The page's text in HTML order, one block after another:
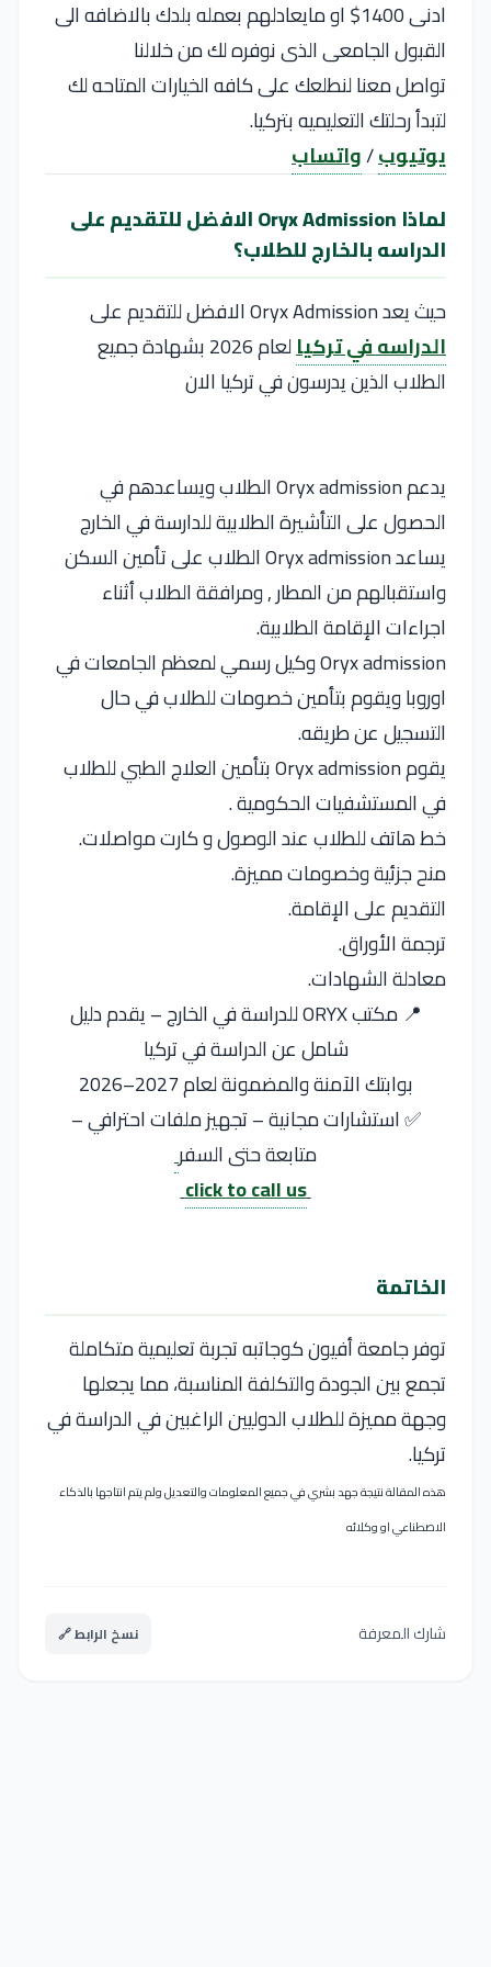
ادنى 1400$ او مايعادلهم بعمله بلدك بالاضافه الى
القبول الجامعى الذى نوفره لك من خلالنا
تواصل معنا لنطلعك على كافه الخيارات المتاحه لك
لتبدأ رحلتك التعليميه بتركيا.
يوتيوب/واتساب
لماذا Oryx Admission الافضل للتقديم على
الدراسه بالخارج للطلاب؟
حيث يعد Oryx Admission الافضل للتقديم على
الدراسه في تركيا
لعام 2026 بشهادة جميع
الطلاب الذين يدرسون في تركيا الان
يدعم Oryx admission الطلاب ويساعدهم في
الحصول على التأشيرة الطلابية للدارسة في الخارج
يساعد Oryx admission الطلاب على تأمين السكن
واستقبالهم من المطار , ومرافقة الطلاب أثناء
اجراءات الإقامة الطلابية.
Oryx admission وكيل رسمي لمعظم الجامعات في
اوروبا ويقوم بتأمين خصومات للطلاب في حال
التسجيل عن طريقه.
يقوم Oryx admission بتأمين العلاج الطبي للطلاب
في المستشفيات الحكومية .
خط هاتف للطلاب عند الوصول و كارت مواصلات.
منح جزئية وخصومات مميزة.
التقديم على الإقامة.
ترجمة الأوراق.
معادلة الشهادات.
📍 مكتب ORYX للدراسة في الخارج – يقدم دليل
شامل عن الدراسة في تركيا
بوابتك الآمنة والمضمونة لعام 2027–2026
✅ استشارات مجانية – تجهيز ملفات احترافي –
متابعة حتى السفر
click to call us
الخاتمة
توفرجامعة أفيون كوجاتبهتجربة تعليمية متكاملة
تجمع بين الجودة والتكلفة المناسبة، مما يجعلها
وجهة مميزة للطلاب الدوليين الراغبين في الدراسة في
تركيا.
هذه المقالة نتيجة جهد بشري في جميع المعلومات والتعديل ولم يتم انتاجها بالذكاء
الاصطناعي او وكلائه
شارك المعرفة نسخ الرابط 🔗